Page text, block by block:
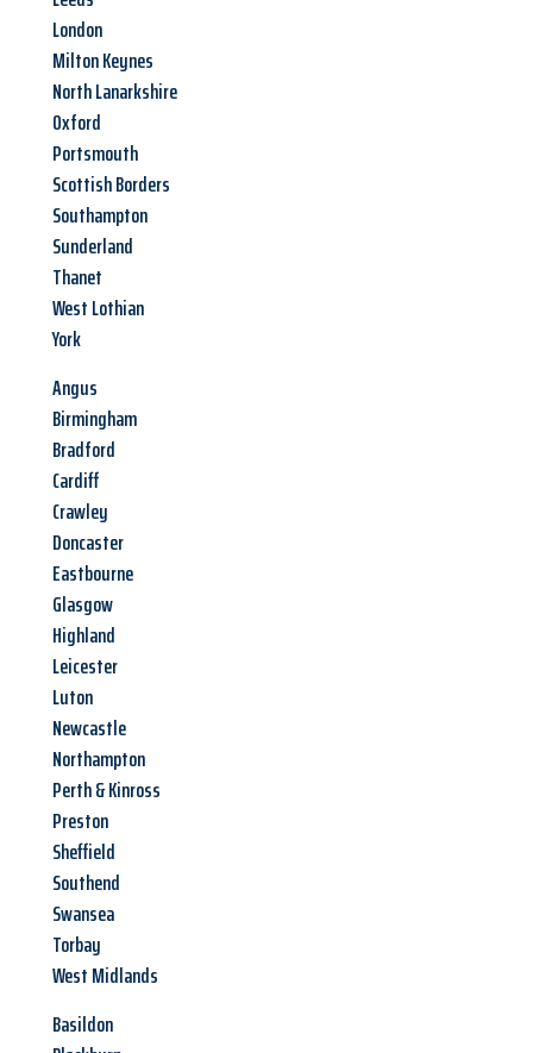
London
Milton Keynes
North Lanarkshire
Oxford
Portsmouth
Scottish Borders
Southampton
Sunderland
Thanet
West Lothian
York
Angus
Birmingham
Bradford
Cardiff
Crawley
Doncaster
Eastbourne
Glasgow
Highland
Leicester
Luton
Newcastle
Northampton
Perth & Kinross
Preston
Sheffield
Southend
Swansea
Torbay
West Midlands
Basildon